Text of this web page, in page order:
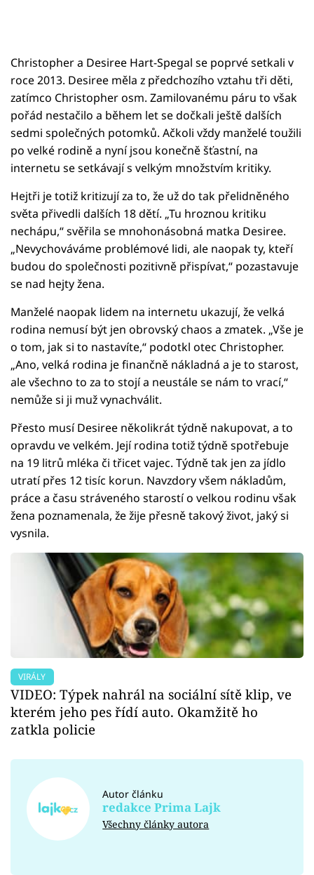
Christopher a Desiree Hart-Spegal se poprvé setkali v
roce 2013. Desiree měla z předchozího vztahu tři děti,
zatímco Christopher osm. Zamilovanému páru to však
pořád nestačilo a během let se dočkali ještě dalších
sedmi společných potomků. Ačkoli vždy manželé toužili
po velké rodině a nyní jsou konečně šťastní, na
internetu se setkávají s velkým množstvím kritiky.
Hejtři je totiž kritizují za to, že už do tak přelidněného
světa přivedli dalších 18 dětí. „Tu hroznou kritiku
nechápu,“ svěřila se mnohonásobná matka Desiree.
„Nevychováváme problémové lidi, ale naopak ty, kteří
budou do společnosti pozitivně přispívat,“ pozastavuje
se nad hejty žena.
Manželé naopak lidem na internetu ukazují, že velká
rodina nemusí být jen obrovský chaos a zmatek. „Vše je
o tom, jak si to nastavíte,“ podotkl otec Christopher.
„Ano, velká rodina je finančně nákladná a je to starost,
ale všechno to za to stojí a neustále se nám to vrací,“
nemůže si ji muž vynachválit.
Přesto musí Desiree několikrát týdně nakupovat, a to
opravdu ve velkém. Její rodina totiž týdně spotřebuje
na 19 litrů mléka či třicet vajec. Týdně tak jen za jídlo
utratí přes 12 tisíc korun. Navzdory všem nákladům,
práce a času stráveného starostí o velkou rodinu však
žena poznamenala, že žije přesně takový život, jaký si
vysnila.
VIRÁLY
VIDEO: Týpek nahrál na sociální sítě klip, ve
kterém jeho pes řídí auto. Okamžitě ho
zatkla policie
Autor článku
redakce Prima Lajk
Všechny články autora